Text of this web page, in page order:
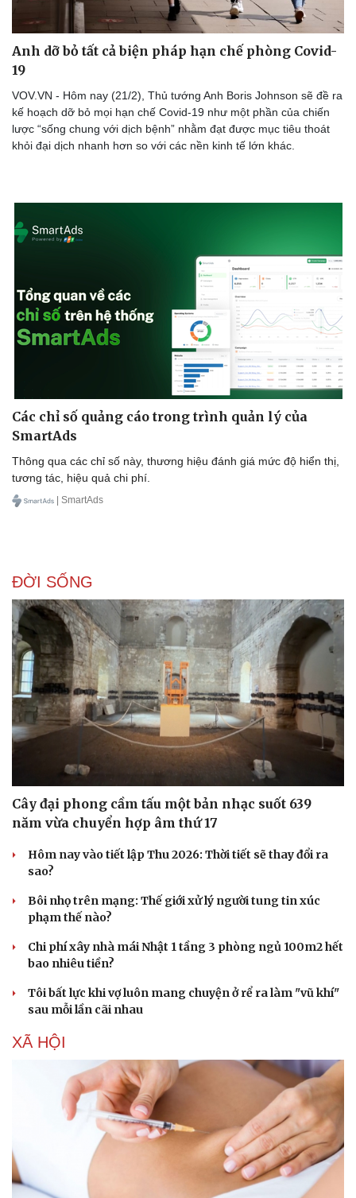
Doanh nghiệp
Thông tin doanh nghiệp
Doanh nghiệp 24h
Doanh nhân
Vì cộng đồng
Sành điệu
Tin Công nghệ
Trải nghiệm
Chuyển đổi số
Sức khỏe
Đời sống
Anh dỡ bỏ tất cả biện pháp hạn chế phòng Covid-
19
VOV.VN - Hôm nay (21/2), Thủ tướng Anh Boris Johnson sẽ đề ra
kế hoạch dỡ bỏ mọi hạn chế Covid-19 như một phần của chiến
lược “sống chung với dịch bệnh” nhằm đạt được mục tiêu thoát
khỏi đại dịch nhanh hơn so với các nền kinh tế lớn khác.
Các chỉ số quảng cáo trong trình quản lý của
SmartAds
Thông qua các chỉ số này, thương hiệu đánh giá mức độ hiển thị,
tương tác, hiệu quả chi phí.
| SmartAds
ĐỜI SỐNG
Cây đại phong cầm tấu một bản nhạc suốt 639
năm vừa chuyển hợp âm thứ 17
Hôm nay vào tiết lập Thu 2026: Thời tiết sẽ thay đổi ra
sao?
Bôi nhọ trên mạng: Thế giới xử lý người tung tin xúc
phạm thế nào?
Chi phí xây nhà mái Nhật 1 tầng 3 phòng ngủ 100m2 hết
bao nhiêu tiền?
Tôi bất lực khi vợ luôn mang chuyện ở rể ra làm "vũ khí"
sau mỗi lần cãi nhau
XÃ HỘI